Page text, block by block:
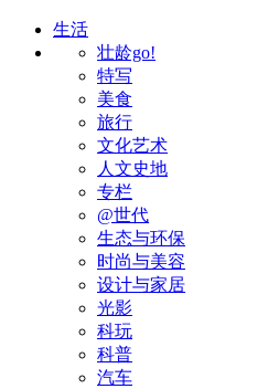
生活
壮龄go!
特写
美食
旅行
文化艺术
人文史地
专栏
@世代
生态与环保
时尚与美容
设计与家居
光影
科玩
科普
汽车